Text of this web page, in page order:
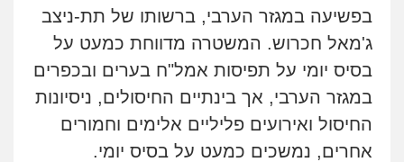
בפשיעה במגזר הערבי, ברשותו של תת-ניצב
ג'מאל חכרוש. המשטרה מדווחת כמעט על
בסיס יומי על תפיסות אמל"ח בערים ובכפרים
במגזר הערבי, אך בינתיים החיסולים, ניסיונות
החיסול ואירועים פליליים אלימים וחמורים
אחרים, נמשכים כמעט על בסיס יומי.